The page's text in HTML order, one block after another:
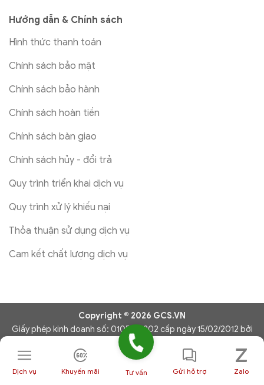
Hướng dẫn & Chính sách
Hình thức thanh toán
Chính sách bảo mật
Chính sách bảo hành
Chính sách hoàn tiền
Chính sách bàn giao
Chính sách hủy - đổi trả
Quy trình triển khai dịch vụ
Quy trình xử lý khiếu nại
Thỏa thuận sử dụng dịch vụ
Cam kết chất lượng dịch vụ
Copyright © 2026 GCS.VN
Giấy phép kinh doanh số: 0105791302 cấp ngày 15/02/2012 bởi
Sở Kế Hoạch và Đầu Tư Thành phố Hà Nội
Sử dụng nội dung ở trang này và dịch vụ của GCS.VN có nghĩa là
bạn đồng ý với Thỏa thuận sử dụng và Chính sách bảo mật của
Dịch vụ Khuyến mãi Tư vấn Gửi hỗ trợ Zalo